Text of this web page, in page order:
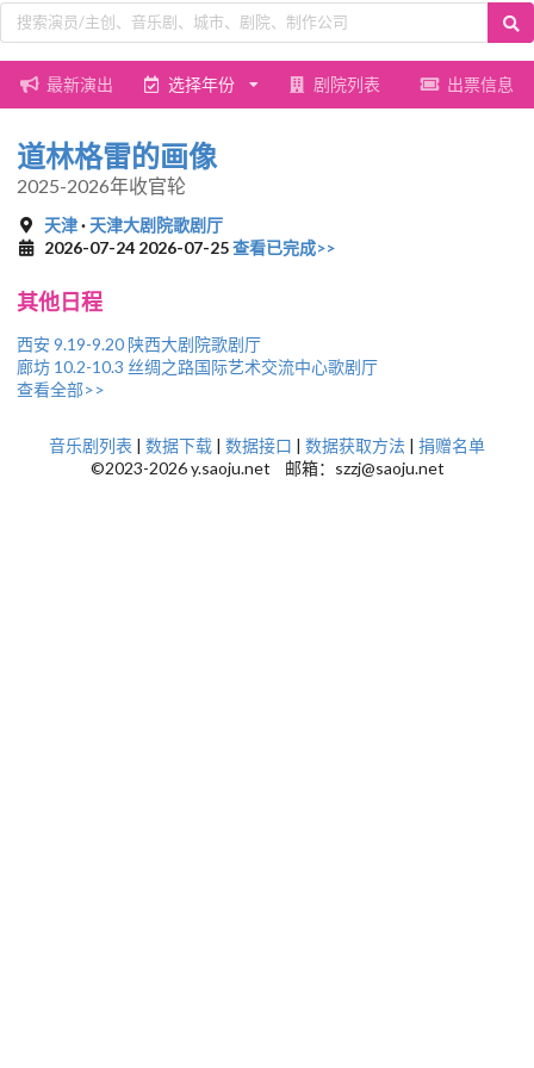
最新演出 选择年份 剧院列表 出票信息
道林格雷的画像
2025-2026年收官轮
天津· 天津大剧院歌剧厅
2026-07-24 2026-07-25查看已完成>>
其他日程
西安 9.19-9.20 陕西大剧院歌剧厅
廊坊 10.2-10.3 丝绸之路国际艺术交流中心歌剧厅
查看全部>>
音乐剧列表 | 数据下载 | 数据接口 | 数据获取方法 | 捐赠名单
©2023-2026 y.saoju.net 邮箱：szzj@saoju.net